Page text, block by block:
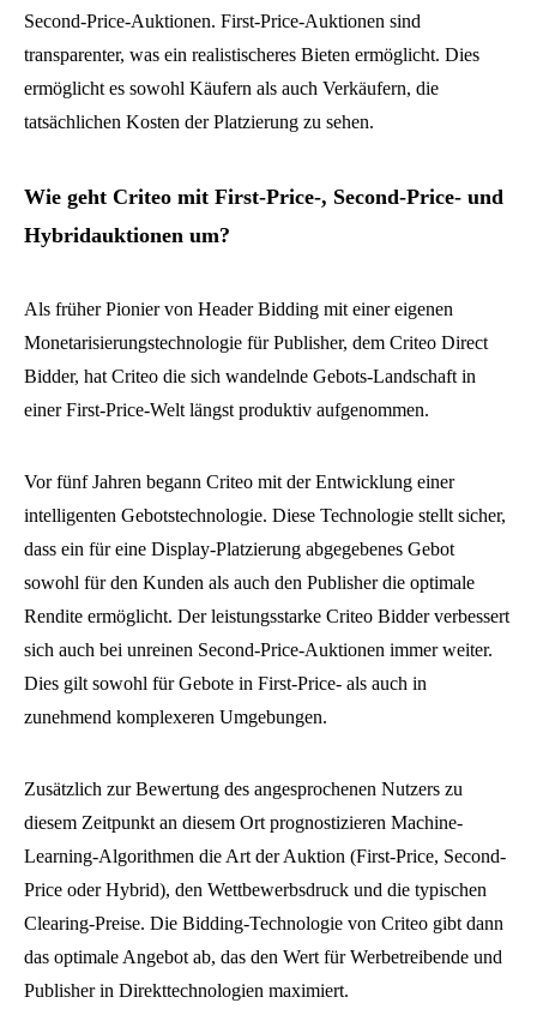
Second-Price-Auktionen. First-Price-Auktionen sind
transparenter, was ein realistischeres Bieten ermöglicht. Dies
ermöglicht es sowohl Käufern als auch Verkäufern, die
tatsächlichen Kosten der Platzierung zu sehen.
Wie geht Criteo mit First-Price-, Second-Price- und
Hybridauktionen um?
Als früher Pionier von Header Bidding mit einer eigenen
Monetarisierungstechnologie für Publisher, dem Criteo Direct
Bidder, hat Criteo die sich wandelnde Gebots-Landschaft in
einer First-Price-Welt längst produktiv aufgenommen.
Vor fünf Jahren begann Criteo mit der Entwicklung einer
intelligenten Gebotstechnologie. Diese Technologie stellt sicher,
dass ein für eine Display-Platzierung abgegebenes Gebot
sowohl für den Kunden als auch den Publisher die optimale
Rendite ermöglicht. Der leistungsstarke Criteo Bidder verbessert
sich auch bei unreinen Second-Price-Auktionen immer weiter.
Dies gilt sowohl für Gebote in First-Price- als auch in
zunehmend komplexeren Umgebungen.
Zusätzlich zur Bewertung des angesprochenen Nutzers zu
diesem Zeitpunkt an diesem Ort prognostizieren Machine-
Learning-Algorithmen die Art der Auktion (First-Price, Second-
Price oder Hybrid), den Wettbewerbsdruck und die typischen
Clearing-Preise. Die Bidding-Technologie von Criteo gibt dann
das optimale Angebot ab, das den Wert für Werbetreibende und
Publisher in Direkttechnologien maximiert.